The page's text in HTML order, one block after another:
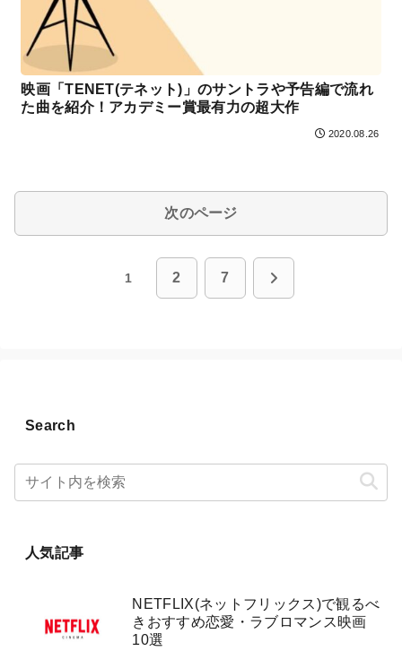
映画「TENET(テネット)」のサントラや予告編で流れ
た曲を紹介！アカデミー賞最有力の超大作
2020.08.26
次のページ
1 2 7 次
Search
人気記事
NETFLIX(ネットフリックス)で観るべ
きおすすめ恋愛・ラブロマンス映画
10選